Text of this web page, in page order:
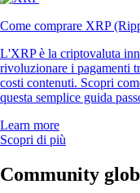
Come comprare XRP
L'XRP è la criptovaluta
rivoluzionare i pagamenti
costi contenuti. Scopri
questa semplice guida
Learn more
Scopri di più
Community